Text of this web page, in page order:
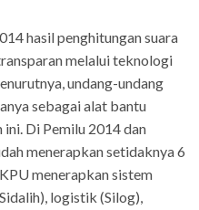
hasil penghitungan suara
melalui teknologi
undang-undang
sebagai alat bantu
Di Pemilu 2014 dan
menerapkan setidaknya 6
menerapkan sistem
logistik (Silog),